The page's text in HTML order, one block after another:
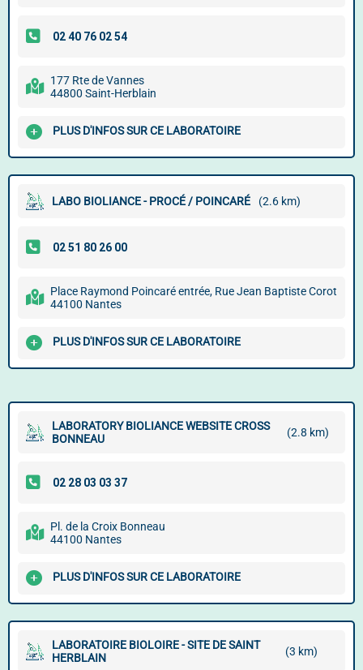
177 Rte de Vannes
44800 Saint-Herblain
PLUS D'INFOS SUR CE LABORATOIRE
LABO BIOLIANCE - PROCÉ / POINCARÉ (2.6 km)
Place Raymond Poincaré entrée, Rue Jean Baptiste Corot
44100 Nantes
PLUS D'INFOS SUR CE LABORATOIRE
LABORATORY BIOLIANCE WEBSITE CROSS
BONNEAU
(2.8 km)
Pl. de la Croix Bonneau
44100 Nantes
PLUS D'INFOS SUR CE LABORATOIRE
LABORATOIRE BIOLOIRE - SITE DE SAINT
HERBLAIN
(3 km)